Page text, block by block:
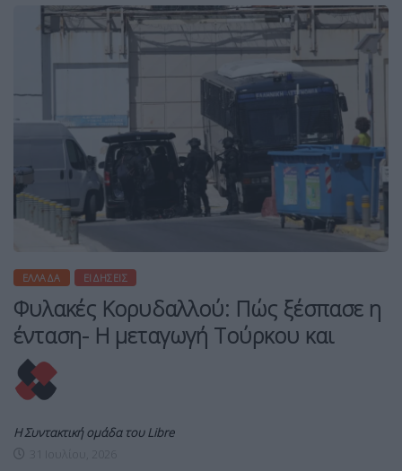
ΕΛΛΆΔΑ ΕΙΔΉΣΕΙΣ
Φυλακές Κορυδαλλού: Πώς ξέσπασε η
ένταση- Η μεταγωγή Τούρκου και
Η Συντακτική ομάδα του Libre